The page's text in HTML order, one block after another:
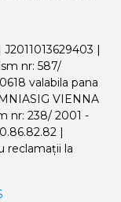
|
nr: 587/
valabila pana
VIENNA
nr: 238/ 2001 -
|
reclamații la